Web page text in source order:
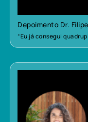
Depoimento Dr.
“Eu já consegui